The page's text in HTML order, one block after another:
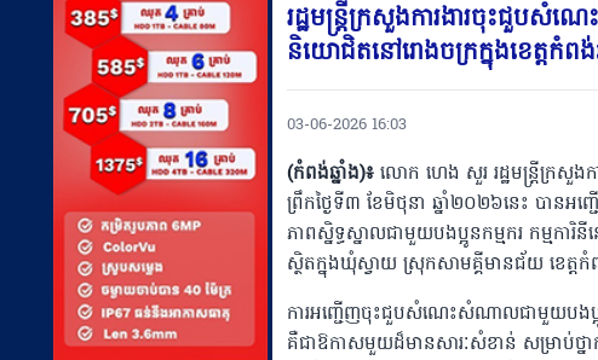
រដ្ឋមន្ត្រីក្រសួងការងារចុះជួប
និយោជិតនៅរោងចក្រក្នុងខេត្តកំពង់
03-06-2026 16:03
(កំពង់ឆ្នាំង)៖ លោក ហេង សួរ រដ្ឋមន្ត្រីក្រសួង
ព្រឹកថ្ងៃទី៣ ខែមិថុនា ឆ្នាំ២០២៦នេះ បា
ភាពស្និទ្ធស្នាលជាមួយបងប្អូនកម្មករ កម្មក
ស្ថិតក្នុងឃុំស្វាយ ស្រុកសាមគ្គីមានជ័យ ខេត្តកំ
ការអញ្ជើញចុះជួបសំណេះសំណាលជាមួយបងប្អូ
គឺជាឱកាសមួយដ៏មានសារៈសំខាន់ សម្រាប់ថ្ន